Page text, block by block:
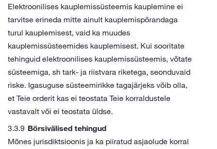
Elektroonilises kauplemissüsteemis kauplemine ei
tarvitse erineda mitte ainult kauplemispõrandaga
turul kauplemisest, vaid ka muudes
kauplemissüsteemides kauplemisest. Kui sooritate
tehinguid elektroonilises kauplemissüsteemis, võtate
süsteemiga, sh tark- ja riistvara riketega, seonduvaid
riske. Igasuguse süsteemirikke tagajärjeks võib olla,
et Teie orderit kas ei teostata Teie korraldustele
vastavalt või ei teostata üldse.
Börsivälised tehingud
Mõnes jurisdiktsioonis ja ka piiratud asjaolude korral